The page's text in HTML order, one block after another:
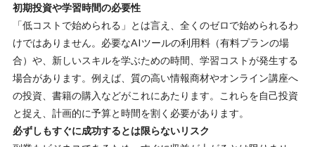
初期投資や学習時間の必要性
「低コストで始められる」とは言え、全くのゼロで始められるわ
けではありません。必要なAIツールの利用料（有料プランの場
合）や、新しいスキルを学ぶための時間、学習コストが発生する
場合があります。例えば、質の高い情報商材やオンライン講座へ
の投資、書籍の購入などがこれにあたります。これらを自己投資
と捉え、計画的に予算と時間を割く必要があります。
必ずしもすぐに成功するとは限らないリスク